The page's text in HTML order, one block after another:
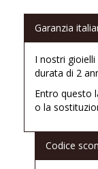
Garanzia
I nostri gioielli
durata di 2
Entro questo
o la
Codice